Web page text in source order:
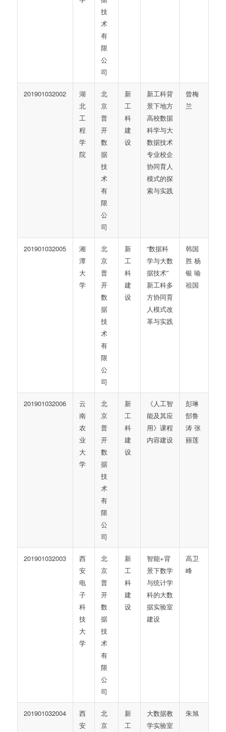
技
术
有
限
公
司
201901032002
湖
北
工
程
学
院
北
京
普
开
数
据
技
术
有
限
公
司
新
工
科
建
设
新工科背
景下地方
高校数据
科学与大
数据技术
专业校企
协同育人
模式的探
索与实践
曾梅
兰
201901032005
湘
潭
大
学
北
京
普
开
数
据
技
术
有
限
公
司
新
工
科
建
设
“数据科
学与大数
据技术”
新工科多
方协同育
人模式改
革与实践
韩国
胜 杨
银 喻
祖国
201901032006
云
南
农
业
大
学
北
京
普
开
数
据
技
术
有
限
公
司
新
工
科
建
设
《人工智
能及其应
用》课程
内容建设
彭琳
郜鲁
涛 张
丽莲
201901032003
西
安
电
子
科
技
大
学
北
京
普
开
数
据
技
术
有
限
公
司
新
工
科
建
设
智能+背
景下数学
与统计学
科的大数
据实验室
建设
高卫
峰
201901032004
西
安
北
京
新
工
大数据教
学实验室
朱旭